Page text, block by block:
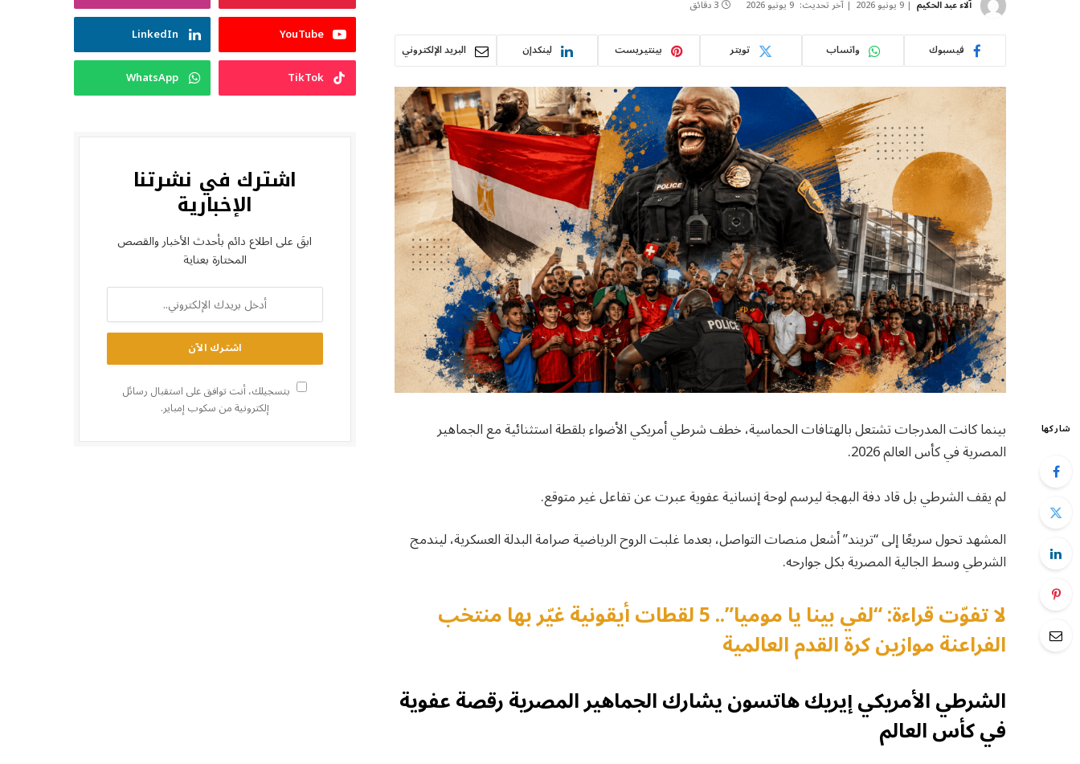
آلاء عبد الحكيم 9 يونيو 2026 آخر تحديث: 9 يونيو 2026 3 دقائق
فيسبوك واتساب تويتر بينتيريست لينكدإن البريد الإلكتروني
شاركها
بينما كانت المدرجات تشتعل بالهتافات الحماسية، خطف شرطي أمريكي الأضواء بلقطة استثنائية مع الجماهير
المصرية في كأس العالم 2026.
لم يقف الشرطي بل قاد دفة البهجة ليرسم لوحة إنسانية عفوية عبرت عن تفاعل غير متوقع.
المشهد تحول سريعًا إلى “تريند” أشعل منصات التواصل، بعدما غلبت الروح الرياضية صرامة البدلة العسكرية، ليندمج
الشرطي وسط الجالية المصرية بكل جوارحه.
لا تفوّت قراءة: “لفي بينا يا موميا”.. 5 لقطات أيقونية غيّر بها منتخب
الفراعنة موازين كرة القدم العالمية
الشرطي الأمريكي إيريك هاتسون يشارك الجماهير المصرية رقصة عفوية
في كأس العالم
YouTube
LinkedIn
TikTok
WhatsApp
اشترك في نشرتنا
الإخبارية
ابقَ على اطلاع دائم بأحدث الأخبار والقصص
المختارة بعناية
بتسجيلك، أنت توافق على استقبال رسائل
إلكترونية من سكوب إمباير.